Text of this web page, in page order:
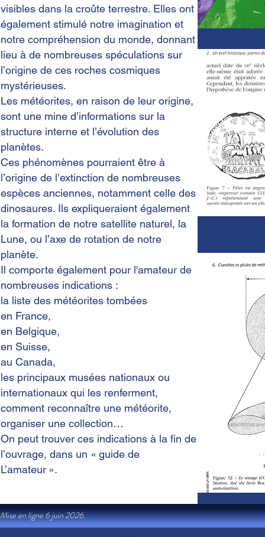
visibles dans la croûte terrestre. Elles ont
également stimulé notre imagination et
notre compréhension du monde, donnant
lieu à de nombreuses spéculations sur
l’origine de ces roches cosmiques
mystérieuses.
Les météorites, en raison de leur origine,
sont une mine d’informations sur la
structure interne et l’évolution des
planètes.
Ces phénomènes pourraient être à
l’origine de l’extinction de nombreuses
espèces anciennes, notamment celle des
dinosaures. Ils expliqueraient également
la formation de notre satellite naturel, la
Lune, ou l’axe de rotation de notre
planète.
Il comporte également pour l'amateur de
nombreuses indications :
la liste des météorites tombées
en France,
en Belgique,
en Suisse,
au Canada,
les principaux musées nationaux ou
internationaux qui les renferment,
comment reconnaître une météorite,
organiser une collection…
On peut trouver ces indications à la fin de
l’ouvrage, dans un « guide de
L’amateur ».
Mise en ligne 6 juin 2026.